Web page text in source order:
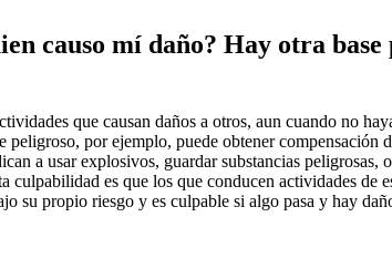
causo mí daño? Hay otra
que causan daños a otros, aun cuando no
por ejemplo, puede obtener
a usar explosivos, guardar substancias peligrosas,
es que los que conducen actividades de
propio riesgo y es culpable si algo pasa y hay